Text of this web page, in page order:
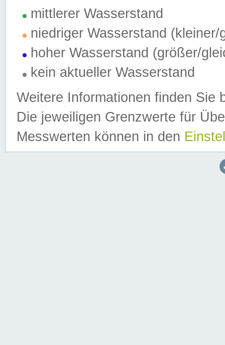
mittlerer Wasserstand
niedriger Wasserstand (kleiner/
hoher Wasserstand (größer/
kein aktueller Wasserstand
Weitere Informationen finden Sie
Die jeweiligen Grenzwerte für
Messwerten können in den